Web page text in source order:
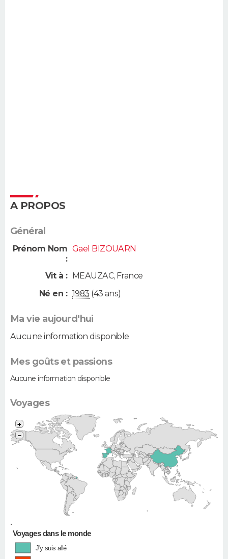
A PROPOS
Général
Prénom Nom
:
Gael BIZOUARN
Vit à : MEAUZAC, France
Né en : 1983 (43 ans)
Ma vie aujourd'hui
Aucune information disponible
Mes goûts et passions
Aucune information disponible
Voyages
•
+
−
Voyages dans le monde
J'y suis allé